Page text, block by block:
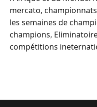
mercato,
les semaines de
champions,
compétitions